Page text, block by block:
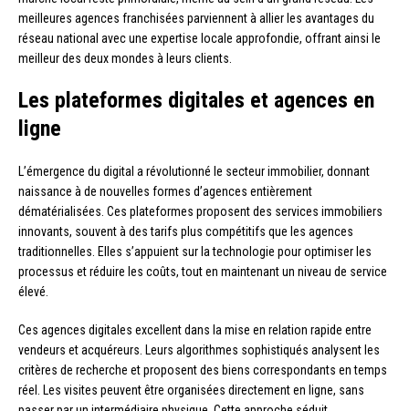
meilleures agences franchisées parviennent à allier les avantages du
réseau national avec une expertise locale approfondie, offrant ainsi le
meilleur des deux mondes à leurs clients.
Les plateformes digitales et agences en
ligne
L’émergence du digital a révolutionné le secteur immobilier, donnant
naissance à de nouvelles formes d’agences entièrement
dématérialisées. Ces plateformes proposent des services immobiliers
innovants, souvent à des tarifs plus compétitifs que les agences
traditionnelles. Elles s’appuient sur la technologie pour optimiser les
processus et réduire les coûts, tout en maintenant un niveau de service
élevé.
Ces agences digitales excellent dans la mise en relation rapide entre
vendeurs et acquéreurs. Leurs algorithmes sophistiqués analysent les
critères de recherche et proposent des biens correspondants en temps
réel. Les visites peuvent être organisées directement en ligne, sans